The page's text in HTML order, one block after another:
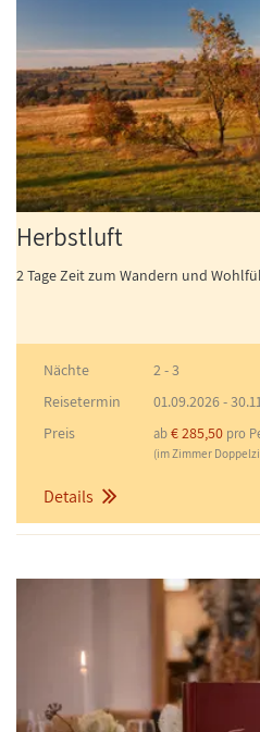
Herbstluft
2 Tage Zeit zum Wandern und
Nächte
2 - 3
Reisetermin
01.09.2026-
Preis
ab€ 285,50 pro
(im Zimmer
Details